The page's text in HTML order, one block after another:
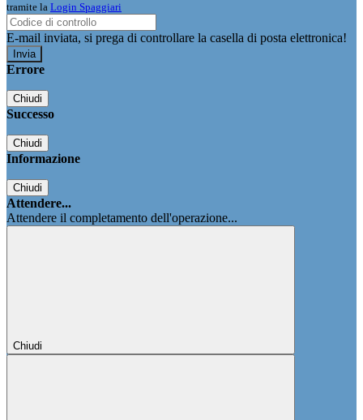
tramite la Login Spaggiari
E-mail inviata, si prega di controllare la casella di posta elettronica!
Errore
Chiudi
Successo
Chiudi
Informazione
Chiudi
Attendere...
Attendere il completamento dell'operazione...
Chiudi